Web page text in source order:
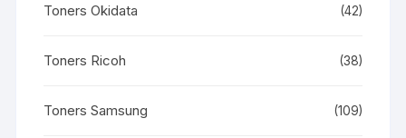
Toners Okidata (42)
Toners Ricoh (38)
Toners Samsung (109)